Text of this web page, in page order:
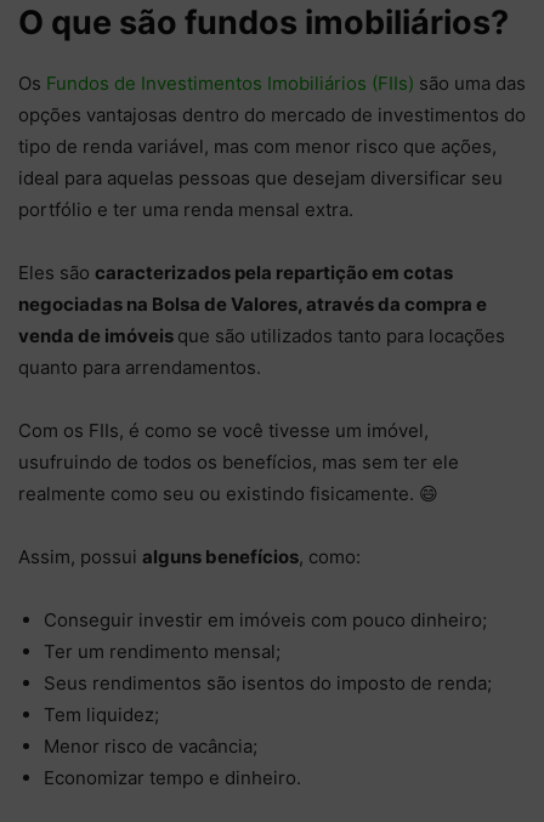
O que são fundos imobiliários?
Os Fundos de Investimentos Imobiliários (FIIs) são uma das
opções vantajosas dentro do mercado de investimentos do
tipo de renda variável, mas com menor risco que ações,
ideal para aquelas pessoas que desejam diversificar seu
portfólio e ter uma renda mensal extra.
Eles são caracterizados pela repartição em cotas
negociadas na Bolsa de Valores, através da compra e
venda de imóveis que são utilizados tanto para locações
quanto para arrendamentos.
Com os FIIs, é como se você tivesse um imóvel,
usufruindo de todos os benefícios, mas sem ter ele
realmente como seu ou existindo fisicamente. 😄
Assim, possui alguns benefícios, como:
Conseguir investir em imóveis com pouco dinheiro;
Ter um rendimento mensal;
Seus rendimentos são isentos do imposto de renda;
Tem liquidez;
Menor risco de vacância;
Economizar tempo e dinheiro.